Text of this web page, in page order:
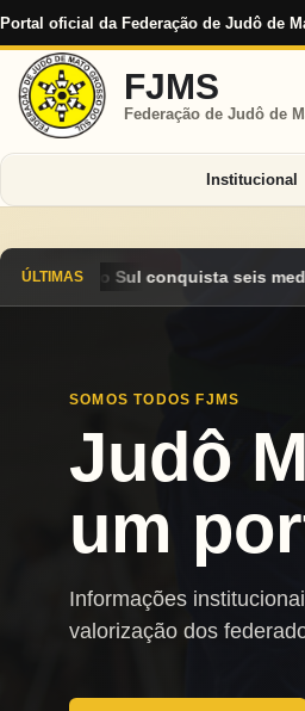
Portal oficial da Federação de Judô de
FJMS
Federação de Judô de
Institucional
ÚLTIMASe encerra Campeonato
SOMOS TODOS FJMS
Judô
um
Informações
valorização dos